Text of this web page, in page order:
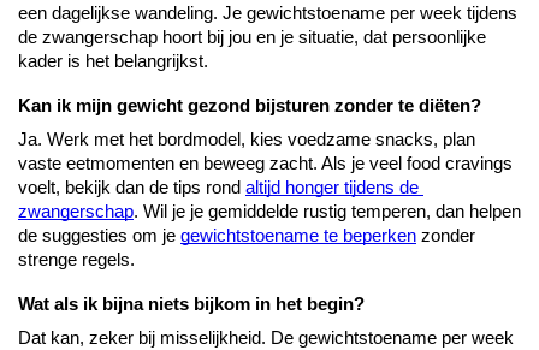
een dagelijkse wandeling. Je gewichtstoename per week tijdens
de zwangerschap hoort bij jou en je situatie, dat persoonlijke
kader is het belangrijkst.
Kan ik mijn gewicht gezond bijsturen zonder te diëten?
Ja. Werk met het bordmodel, kies voedzame snacks, plan
vaste eetmomenten en beweeg zacht. Als je veel food cravings
voelt, bekijk dan de tips rond altijd honger tijdens de
zwangerschap. Wil je je gemiddelde rustig temperen, dan helpen
de suggesties om je gewichtstoename te beperken zonder
strenge regels.
Wat als ik bijna niets bijkom in het begin?
Dat kan, zeker bij misselijkheid. De gewichtstoename per week